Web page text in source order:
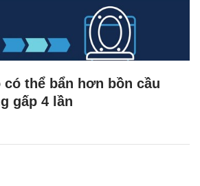
có thể bẩn hơn bồn cầu
gấp 4 lần